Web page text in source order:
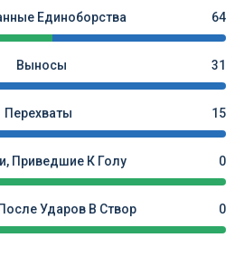
Единоборства 64
Выносы 31
Перехваты 15
Приведшие К Голу 0
Ударов В Створ 0